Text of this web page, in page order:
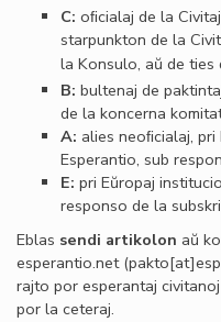
C: oﬁcialaj de la
starpunkton de la
la Konsulo, aŭ de
B: bultenaj de
de la koncerna
A: alies neoﬁcialaj,
Esperantio, sub
E: pri Eŭropaj
responso de la
Eblas sendi artikolon aŭ
esperantio.net
rajto por esperantaj
por la ceteraj.